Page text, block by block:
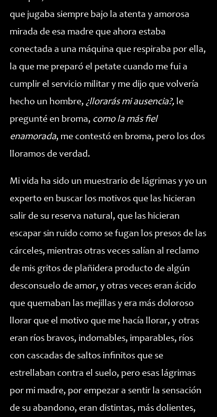
que jugaba siempre bajo la atenta y amorosa
mirada de esa madre que ahora estaba
conectada a una máquina que respiraba por ella,
la que me preparó el petate cuando me fui a
cumplir el servicio militar y me dijo que volvería
hecho un hombre, ¿llorarás mi ausencia?, le
pregunté en broma, como la más fiel
enamorada, me contestó en broma, pero los dos
lloramos de verdad.
Mi vida ha sido un muestrario de lágrimas y yo un
experto en buscar los motivos que las hicieran
salir de su reserva natural, que las hicieran
escapar sin ruido como se fugan los presos de las
cárceles, mientras otras veces salían al reclamo
de mis gritos de plañidera producto de algún
desconsuelo de amor, y otras veces eran ácido
que quemaban las mejillas y era más doloroso
llorar que el motivo que me hacía llorar, y otras
eran ríos bravos, indomables, imparables, ríos
con cascadas de saltos infinitos que se
estrellaban contra el suelo, pero esas lágrimas
por mi madre, por empezar a sentir la sensación
de su abandono, eran distintas, más dolientes,